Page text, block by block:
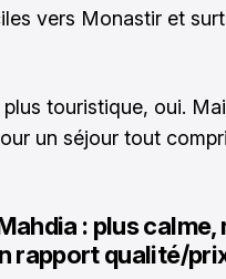
vers Monastir et
plus touristique, oui.
un séjour tout
: plus calme,
rapport qualité/